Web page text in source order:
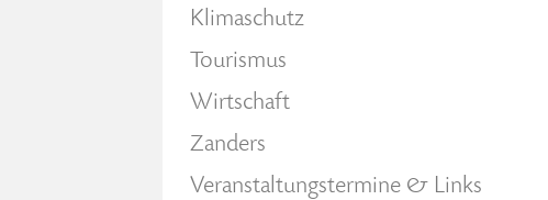
Klimaschutz
Tourismus
Wirtschaft
Zanders
Veranstaltungstermine & Links